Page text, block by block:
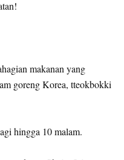
makanan yang
goreng Korea, tteokbokki
hingga 10 malam.